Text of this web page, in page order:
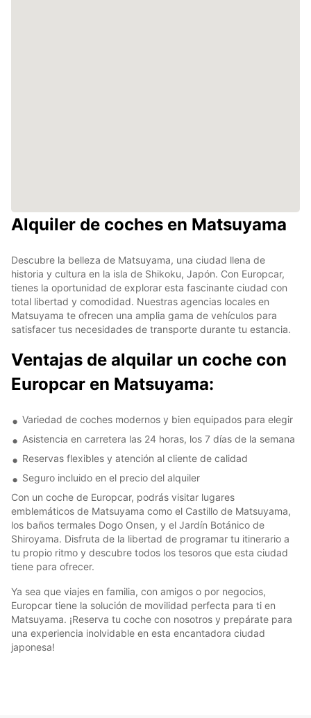
Alquiler de coches en Matsuyama
Descubre la belleza de Matsuyama, una ciudad llena de
historia y cultura en la isla de Shikoku, Japón. Con Europcar,
tienes la oportunidad de explorar esta fascinante ciudad con
total libertad y comodidad. Nuestras agencias locales en
Matsuyama te ofrecen una amplia gama de vehículos para
satisfacer tus necesidades de transporte durante tu estancia.
Ventajas de alquilar un coche con
Europcar en Matsuyama:
Variedad de coches modernos y bien equipados para elegir
Asistencia en carretera las 24 horas, los 7 días de la semana
Reservas flexibles y atención al cliente de calidad
Seguro incluido en el precio del alquiler
Con un coche de Europcar, podrás visitar lugares
emblemáticos de Matsuyama como el Castillo de Matsuyama,
los baños termales Dogo Onsen, y el Jardín Botánico de
Shiroyama. Disfruta de la libertad de programar tu itinerario a
tu propio ritmo y descubre todos los tesoros que esta ciudad
tiene para ofrecer.
Ya sea que viajes en familia, con amigos o por negocios,
Europcar tiene la solución de movilidad perfecta para ti en
Matsuyama. ¡Reserva tu coche con nosotros y prepárate para
una experiencia inolvidable en esta encantadora ciudad
japonesa!